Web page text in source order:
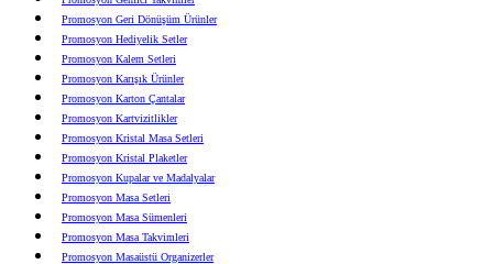
Promosyon Geri Dönüşüm Ürünler
Promosyon Hediyelik Setler
Promosyon Kalem Setleri
Promosyon Karışık Ürünler
Promosyon Karton Çantalar
Promosyon Kartvizitlikler
Promosyon Kristal Masa Setleri
Promosyon Kristal Plaketler
Promosyon Kupalar ve Madalyalar
Promosyon Masa Setleri
Promosyon Masa Sümenleri
Promosyon Masa Takvimleri
Promosyon Masaüstü Organizerler